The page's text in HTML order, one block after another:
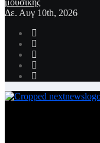
Δε. Αυγ 10th, 2026